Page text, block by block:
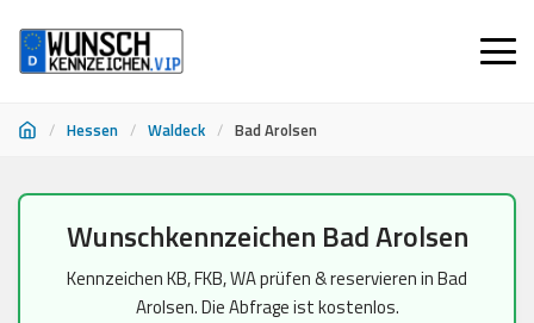
/ Hessen / Waldeck / Bad Arolsen
springen
Wunschkennzeichen Bad Arolsen
Kennzeichen KB, FKB, WA prüfen & reservieren in Bad
Arolsen. Die Abfrage ist kostenlos.